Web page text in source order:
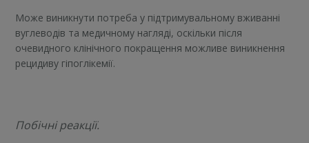
Може виникнути потреба у підтримувальному вживанні
вуглеводів та медичному нагляді, оскільки після
очевидного клінічного покращення можливе виникнення
рецидиву гіпоглікемії.
Побічні реакції.